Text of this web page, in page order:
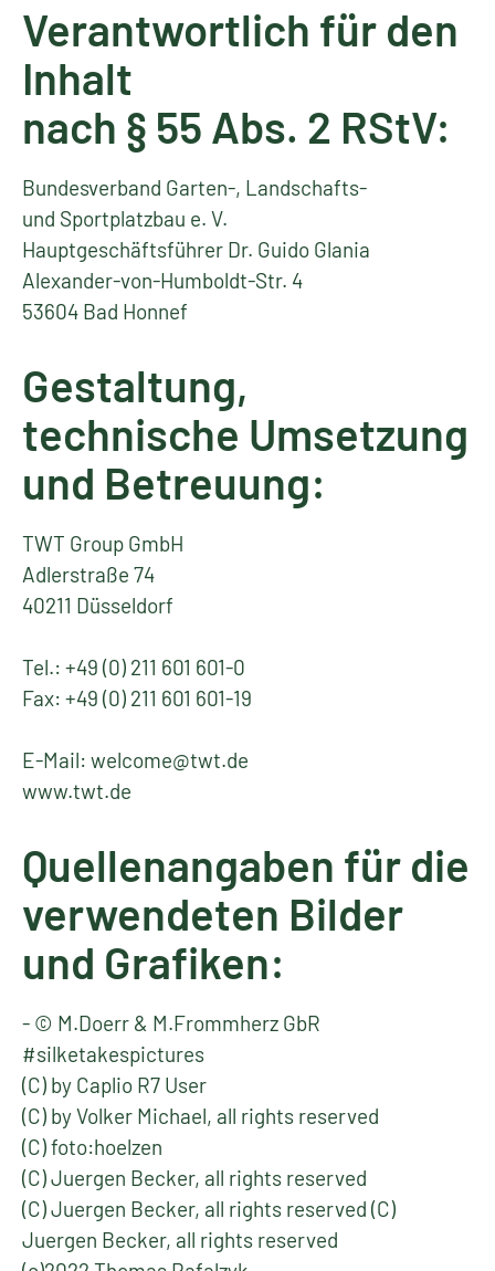
Verantwortlich für den
Inhalt
nach § 55 Abs. 2 RStV:
Bundesverband Garten-, Landschafts-
und Sportplatzbau e. V.
Hauptgeschäftsführer Dr. Guido Glania
Alexander-von-Humboldt-Str. 4
53604 Bad Honnef
Gestaltung,
technische Umsetzung
und Betreuung:
TWT Group GmbH
Adlerstraße 74
40211 Düsseldorf
Tel.: +49 (0) 211 601 601-0
Fax: +49 (0) 211 601 601-19
E-Mail: welcome@twt.de
www.twt.de
Quellenangaben für die
verwendeten Bilder
und Grafiken:
- © M.Doerr & M.Frommherz GbR
#silketakespictures
(C) by Caplio R7 User
(C) by Volker Michael, all rights reserved
(C) foto:hoelzen
(C) Juergen Becker, all rights reserved
(C) Juergen Becker, all rights reserved (C)
Juergen Becker, all rights reserved